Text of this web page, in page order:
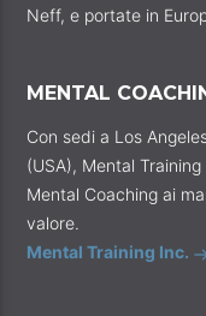
Neff, e portate in
MENTAL
Con sedi a Los
(USA), Mental
Mental Coaching ai
valore.
Mental Training Inc.